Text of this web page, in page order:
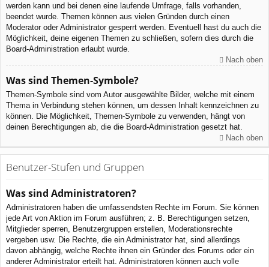
werden kann und bei denen eine laufende Umfrage, falls vorhanden,
beendet wurde. Themen können aus vielen Gründen durch einen
Moderator oder Administrator gesperrt werden. Eventuell hast du auch die
Möglichkeit, deine eigenen Themen zu schließen, sofern dies durch die
Board-Administration erlaubt wurde.
Nach oben
Was sind Themen-Symbole?
Themen-Symbole sind vom Autor ausgewählte Bilder, welche mit einem
Thema in Verbindung stehen können, um dessen Inhalt kennzeichnen zu
können. Die Möglichkeit, Themen-Symbole zu verwenden, hängt von
deinen Berechtigungen ab, die die Board-Administration gesetzt hat.
Nach oben
Benutzer-Stufen und Gruppen
Was sind Administratoren?
Administratoren haben die umfassendsten Rechte im Forum. Sie können
jede Art von Aktion im Forum ausführen; z. B. Berechtigungen setzen,
Mitglieder sperren, Benutzergruppen erstellen, Moderationsrechte
vergeben usw. Die Rechte, die ein Administrator hat, sind allerdings
davon abhängig, welche Rechte ihnen ein Gründer des Forums oder ein
anderer Administrator erteilt hat. Administratoren können auch volle